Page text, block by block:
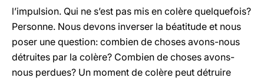
l’impulsion. Qui ne s’est pas mis en colère quelquefois?
Personne. Nous devons inverser la béatitude et nous
poser une question: combien de choses avons-nous
détruites par la colère? Combien de choses avons-
nous perdues? Un moment de colère peut détruire